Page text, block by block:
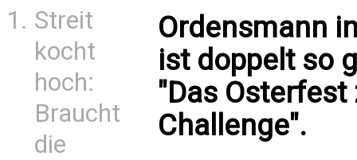
Streit
kocht
hoch:
Braucht
die
Ordensmann
ist doppelt so
"Das
Challenge".